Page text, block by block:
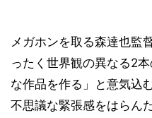
メガホンを取る森達也監
ったく世界観の異なる2
な作品を作る」と意気込
不思議な緊張感をはらん